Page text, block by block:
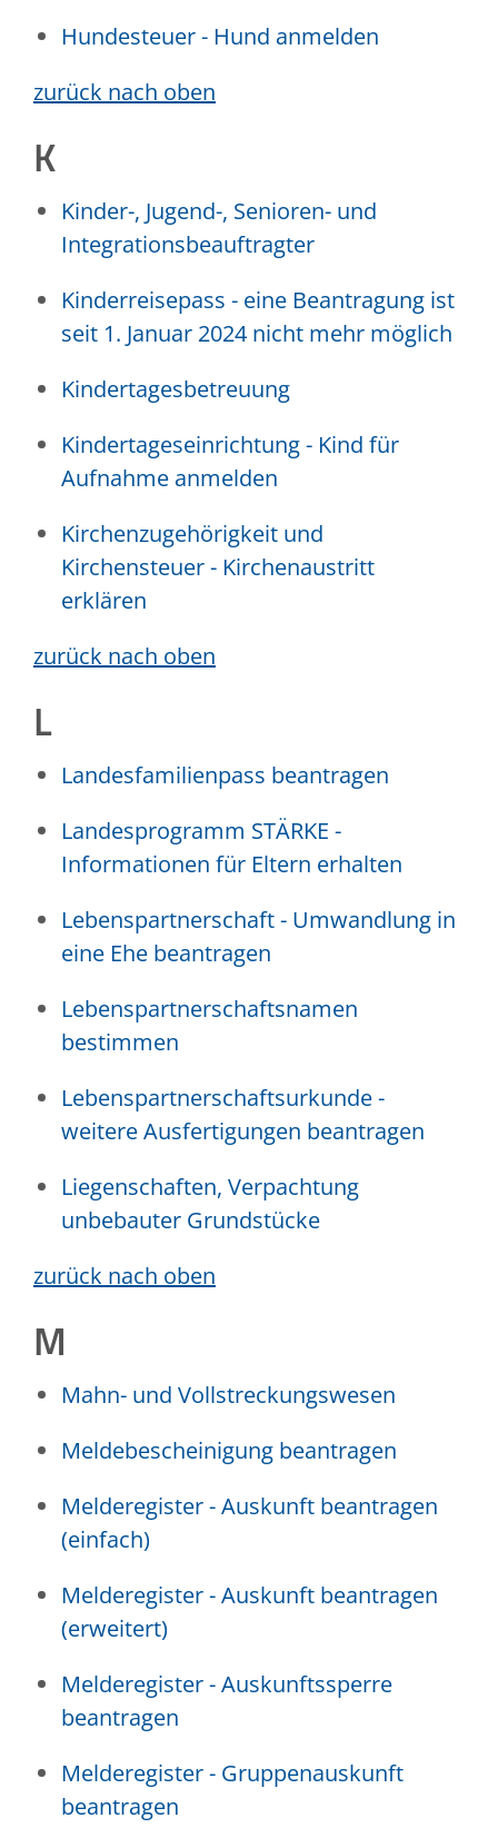
Hundesteuer - Hund anmelden
zurück nach oben
K
Kinder-, Jugend-, Senioren- und
Integrationsbeauftragter
Kinderreisepass - eine Beantragung ist
seit 1. Januar 2024 nicht mehr möglich
Kindertagesbetreuung
Kindertageseinrichtung - Kind für
Aufnahme anmelden
Kirchenzugehörigkeit und
Kirchensteuer - Kirchenaustritt
erklären
zurück nach oben
L
Landesfamilienpass beantragen
Landesprogramm STÄRKE -
Informationen für Eltern erhalten
Lebenspartnerschaft - Umwandlung in
eine Ehe beantragen
Lebenspartnerschaftsnamen
bestimmen
Lebenspartnerschaftsurkunde -
weitere Ausfertigungen beantragen
Liegenschaften, Verpachtung
unbebauter Grundstücke
zurück nach oben
M
Mahn- und Vollstreckungswesen
Meldebescheinigung beantragen
Melderegister - Auskunft beantragen
(einfach)
Melderegister - Auskunft beantragen
(erweitert)
Melderegister - Auskunftssperre
beantragen
Melderegister - Gruppenauskunft
beantragen